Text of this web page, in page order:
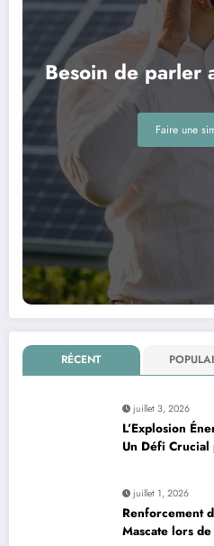
Besoin de parler
Faire une
RÉCENT
juillet 3, 2026
L’Explosion
Un Défi Crucial
juillet 1, 2026
Renforcement
Mascate lors